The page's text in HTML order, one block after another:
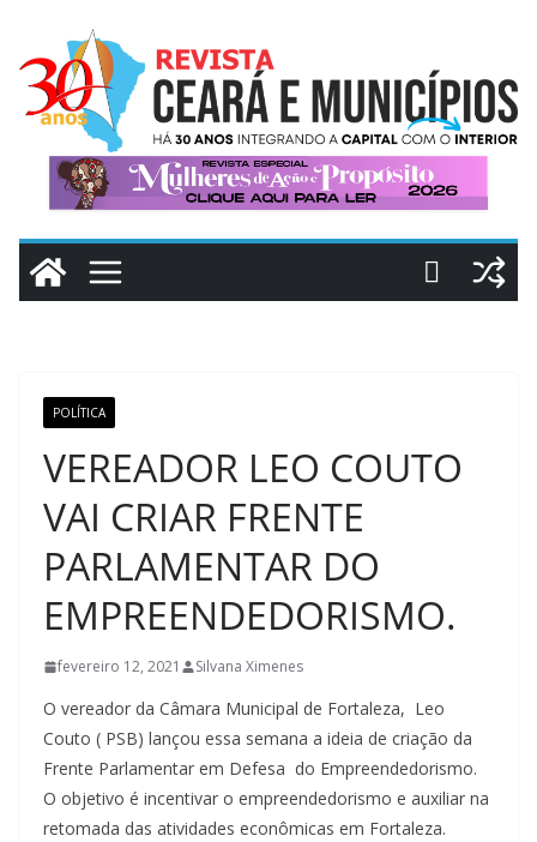
conteúdo
POLÍTICA
VEREADOR LEO COUTO
VAI CRIAR FRENTE
PARLAMENTAR DO
EMPREENDEDORISMO.
fevereiro 12, 2021 Silvana Ximenes
O vereador da Câmara Municipal de Fortaleza, Leo
Couto ( PSB) lançou essa semana a ideia de criação da
Frente Parlamentar em Defesa do Empreendedorismo.
O objetivo é incentivar o empreendedorismo e auxiliar na
retomada das atividades econômicas em Fortaleza.